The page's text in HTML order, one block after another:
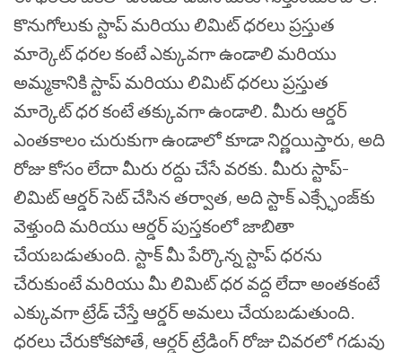
కొనుగోలుకు స్టాప్ మరియు లిమిట్ ధరలు ప్రస్తుత
మార్కెట్ ధరల కంటే ఎక్కువగా ఉండాలి మరియు
అమ్మకానికి స్టాప్ మరియు లిమిట్ ధరలు ప్రస్తుత
మార్కెట్ ధర కంటే తక్కువగా ఉండాలి. మీరు ఆర్డర్
ఎంతకాలం చురుకుగా ఉండాలో కూడా నిర్ణయిస్తారు, అది
రోజు కోసం లేదా మీరు రద్దు చేసే వరకు. మీరు స్టాప్-
లిమిట్ ఆర్డర్ సెట్ చేసిన తర్వాత, అది స్టాక్ ఎక్స్ఛేంజ్‌కు
వెళ్తుంది మరియు ఆర్డర్ పుస్తకంలో జాబితా
చేయబడుతుంది. స్టాక్ మీ పేర్కొన్న స్టాప్ ధరను
చేరుకుంటే మరియు మీ లిమిట్ ధర వద్ద లేదా అంతకంటే
ఎక్కువగా ట్రేడ్ చేస్తే ఆర్డర్ అమలు చేయబడుతుంది.
ధరలు చేరుకోకపోతే, ఆర్డర్ ట్రేడింగ్ రోజు చివరలో గడువు